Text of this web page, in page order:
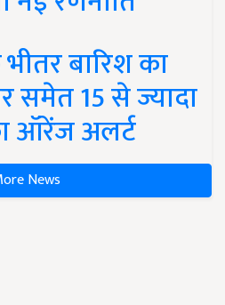
बारिश का
समेत 15 से ज्यादा
ऑरेंज अलर्ट
News